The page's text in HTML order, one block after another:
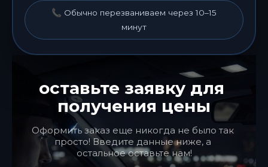
📞 Обычно перезваниваем через 10–15
минут
оставьте заявку для
получения цены
Оформить заказ еще никогда не было так
просто! Введите данные ниже, а
остальное оставьте нам!